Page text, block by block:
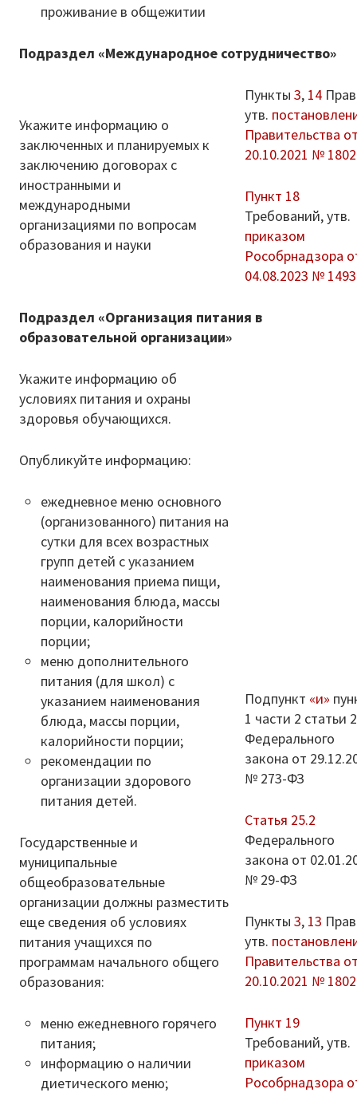
проживание в общежитии
Подраздел «Международное сотрудничество»
Укажите информацию о
заключенных и планируемых к
заключению договорах с
иностранными и
международными
организациями по вопросам
образования и науки
Пункты3, 14
утв.
Правительства
20.10.2021 № 1802
Пункт 18
Требований, утв.
приказом
Рособрнадзора
04.08.2023 № 1493
Подраздел «Организация питания в
образовательной организации»
Укажите информацию об
условиях питания и охраны
здоровья обучающихся.
Опубликуйте информацию:
ежедневное меню основного
(организованного) питания на
сутки для всех возрастных
групп детей с указанием
наименования приема пищи,
наименования блюда, массы
порции, калорийности
порции;
меню дополнительного
питания (для школ) с
указанием наименования
блюда, массы порции,
калорийности порции;
рекомендации по
организации здорового
питания детей.
Государственные и
муниципальные
общеобразовательные
организации должны разместить
еще сведения об условиях
питания учащихся по
программам начального общего
образования:
меню ежедневного горячего
питания;
информацию о наличии
диетического меню;
Подпункт «и»
1 части 2 статьи
Федерального
закона от
№ 273-ФЗ
Статья 25.2
Федерального
закона от
№ 29-ФЗ
Пункты3, 13
утв.
Правительства
20.10.2021 № 1802
Пункт 19
Требований, утв.
приказом
Рособрнадзора